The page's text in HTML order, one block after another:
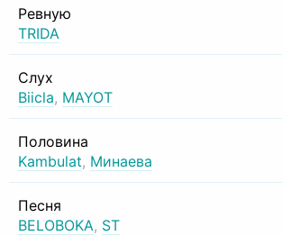
Ревную
TRIDA
Слух
Biicla, MAYOT
Половина
Kambulat, Минаева
Песня
BELOBOKA, ST